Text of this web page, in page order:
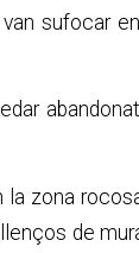
sufocar
zona
de